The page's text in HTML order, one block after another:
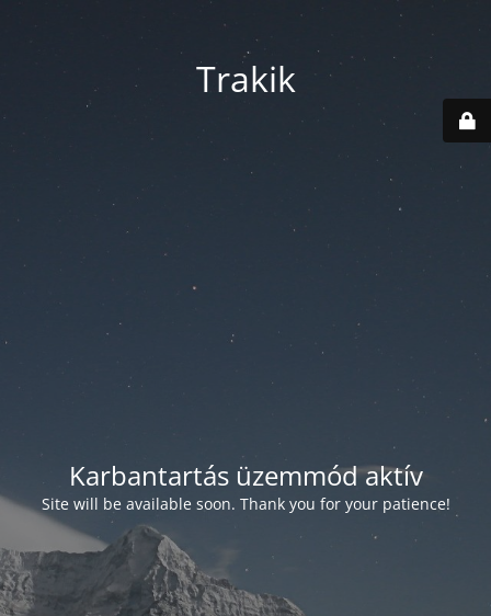
Trakik
Karbantartás üzemmód aktív
Site will be available soon. Thank you for your patience!